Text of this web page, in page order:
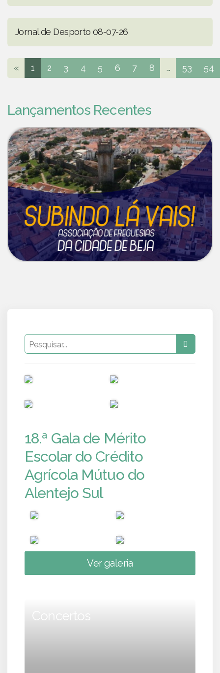
Jornal de Desporto 08-07-26
« 1 2 3 4 5 6 7 8 ... 53 54
Lançamentos Recentes
18.ª Gala de Mérito
Escolar do Crédito
Agrícola Mútuo do
Alentejo Sul
Ver galeria
Concertos